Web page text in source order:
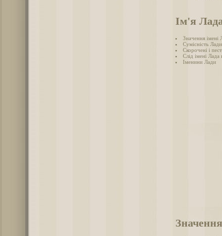
Ім'я
Значення імені
Сумісність
Скорочені і
Слід імені Лада
Іменини Лади